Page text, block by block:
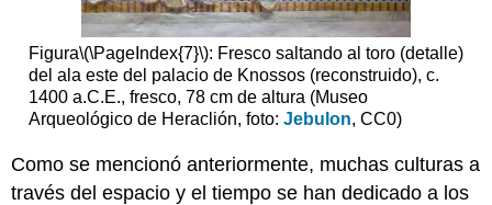
Figura\(\PageIndex{7}\): Fresco saltando al toro (detalle)
del ala este del palacio de Knossos (reconstruido), c.
1400 a.C.E., fresco, 78 cm de altura (Museo
Arqueológico de Heraclión, foto: Jebulon, CC0)
Como se mencionó anteriormente, muchas culturas a
través del espacio y el tiempo se han dedicado a los